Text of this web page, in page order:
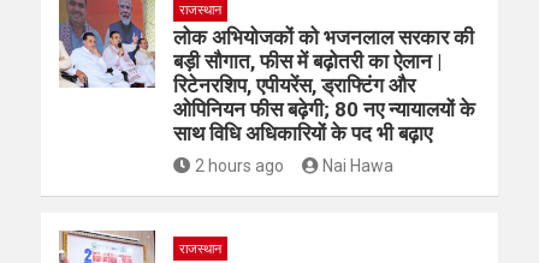
राजस्थान
लोक अभियोजकों को भजनलाल सरकार की
बड़ी सौगात, फीस में बढ़ोतरी का ऐलान |
रिटेनरशिप, एपीयरेंस, ड्राफ्टिंग और
ओपिनियन फीस बढ़ेगी; 80 नए न्यायालयों के
साथ विधि अधिकारियों के पद भी बढ़ाए
2 hours ago Nai Hawa
राजस्थान